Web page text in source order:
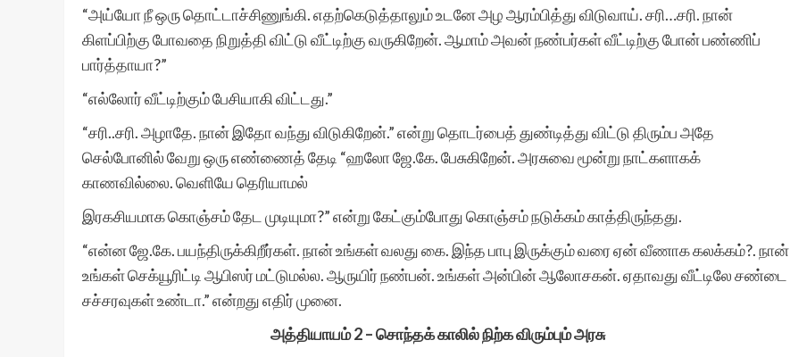
“அய்யோ நீ ஒரு தொட்டாச்சிணுங்கி. எதற்கெடுத்தாலும் உடனே அழ ஆரம்பித்து விடுவாய். சரி…சரி. நான்
கிளப்பிற்கு போவதை நிறுத்தி விட்டு வீட்டிற்கு வருகிறேன். ஆமாம் அவன் நண்பர்கள் வீட்டிற்கு போன் பண்ணிப்
பார்த்தாயா?”
“எல்லோர் வீட்டிற்கும் பேசியாகி விட்டது.”
“சரி..சரி. அழாதே. நான் இதோ வந்து விடுகிறேன்.” என்று தொடர்பைத் துண்டித்து விட்டு திரும்ப அதே
செல்போனில் வேறு ஒரு எண்ணைத் தேடி “ஹலோ ஜே.கே. பேசுகிறேன். அரசுவை மூன்று நாட்களாகக்
காணவில்லை. வெளியே தெரியாமல்
இரகசியமாக கொஞ்சம் தேட முடியுமா?” என்று கேட்கும்போது கொஞ்சம் நடுக்கம் காத்திருந்தது.
“என்ன ஜே.கே. பயந்திருக்கிறீர்கள். நான் உங்கள் வலது கை. இந்த பாபு இருக்கும் வரை ஏன் வீணாக கலக்கம்?. நான்
உங்கள் செக்யூரிட்டி ஆபிஸர் மட்டுமல்ல. ஆருயிர் நண்பன். உங்கள் அன்பின் ஆலோசகன். ஏதாவது வீட்டிலே சண்டை
சச்சரவுகள் உண்டா.” என்றது எதிர் முனை.
அத்தியாயம் 2 – சொந்தக் காலில் நிற்க விரும்பும் அரசு
எழுத்தாளர்களில்
ஒருத்தியாக இருந்தேன்.
கதைகளை வெளியிட்டு,
என்னை ஊக்குவித்தது
முழுவதிலிருந்து எனக்கு
ஆயிரக்கணக்கான
இணையதளத்திற்கு எனது